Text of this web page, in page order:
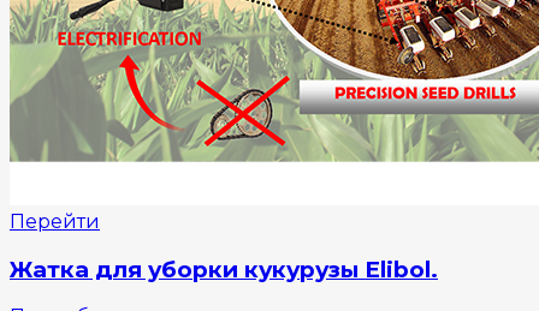
Перейти
Жатка для уборки кукурузы Elibol.